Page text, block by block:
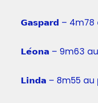
𝗚𝗮𝘀𝗽𝗮𝗿𝗱 – 4m78
𝗟𝗲́𝗼𝗻𝗮 – 9m63
𝗟𝗶𝗻𝗱𝗮 – 8m55